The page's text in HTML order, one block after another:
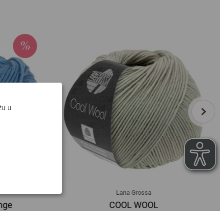
u
Lana Grossa
COOL WOOL
next